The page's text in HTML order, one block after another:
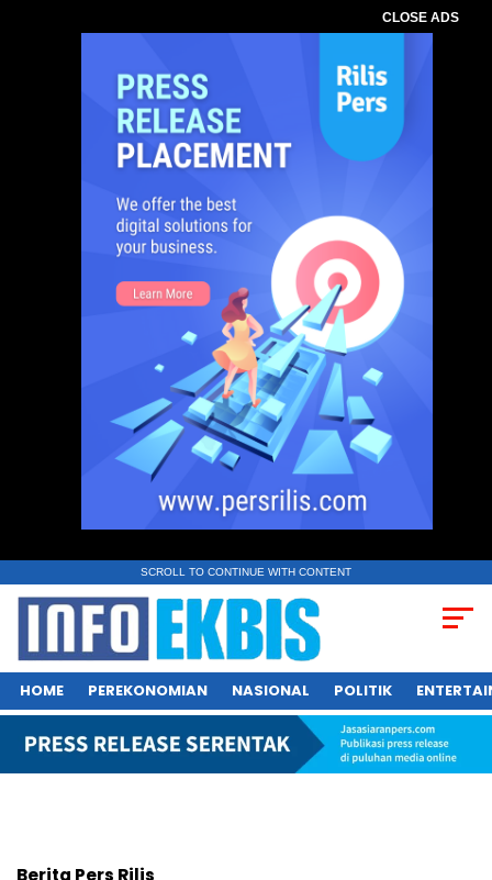
CLOSE ADS
SCROLL TO CONTINUE WITH CONTENT
HOME PEREKONOMIAN NASIONAL POLITIK
Berita Pers Rilis